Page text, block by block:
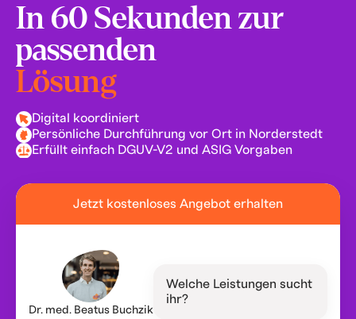
In 60 Sekunden zur
passenden
Lösung
Digital koordiniert
Persönliche Durchführung vor Ort in Norderstedt
Erfüllt einfach DGUV-V2 und ASIG Vorgaben
Jetzt kostenloses Angebot erhalten
Dr. med. Beatus Buchzik
Welche Leistungen sucht
ihr?